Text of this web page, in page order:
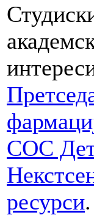
СОС
ресурси.